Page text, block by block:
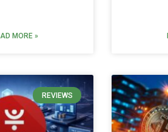
MORE »
REVIEWS